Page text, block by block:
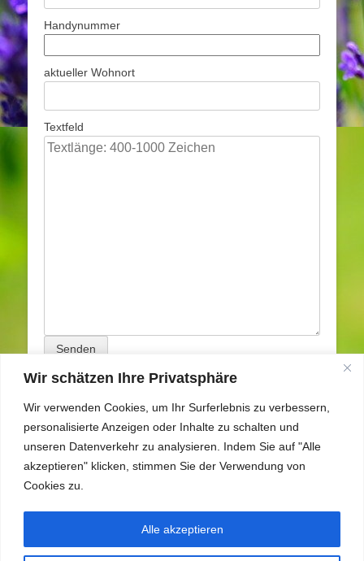
Wir schätzen Ihre Privatsphäre
Wir verwenden Cookies, um Ihr Surferlebnis zu verbessern,
personalisierte Anzeigen oder Inhalte zu schalten und
unseren Datenverkehr zu analysieren. Indem Sie auf "Alle
akzeptieren" klicken, stimmen Sie der Verwendung von
Cookies zu.
Alle akzeptieren
Handynummer
aktueller Wohnort
Textfeld
Suchen
nach:
Archiv
Datenschutzerklärung